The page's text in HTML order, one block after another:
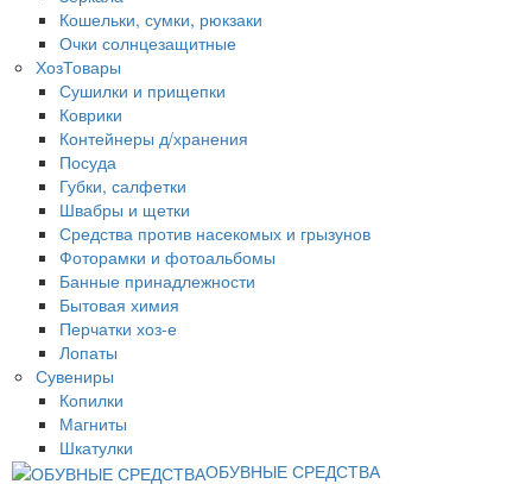
Кошельки, сумки, рюкзаки
Очки солнцезащитные
ХозТовары
Сушилки и прищепки
Коврики
Контейнеры д/хранения
Посуда
Губки, салфетки
Швабры и щетки
Средства против насекомых и грызунов
Фоторамки и фотоальбомы
Банные принадлежности
Бытовая химия
Перчатки хоз-е
Лопаты
Сувениры
Копилки
Магниты
Шкатулки
ОБУВНЫЕ СРЕДСТВА